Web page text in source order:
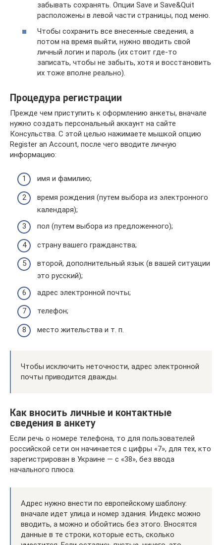
забывать сохранять. Опции Save и Save&Quit
расположены в левой части страницы, под меню.
Чтобы сохранить все внесенные сведения, а
потом на время выйти, нужно вводить свой
личный логин и пароль (их стоит где-то
записать, чтобы не забыть, хотя и восстановить
их тоже вполне реально).
Процедура регистрации
Прежде чем приступить к оформлению анкеты, вначале
нужно создать персональный аккаунт на сайте
Консульства. С этой целью нажимаете мышкой опцию
Register an Account, после чего вводите личную
информацию:
имя и фамилию;
время рождения (путем выбора из электронного
календаря);
пол (путем выбора из предложенного);
страну вашего гражданства;
второй, дополнительный язык (в вашей ситуации
это русский);
адрес электронной почты;
телефон;
место жительства и т. п.
Чтобы исключить неточности, адрес электронной
почты приводится дважды.
Как вносить личные и контактные
сведения в анкету
Если речь о номере телефона, то для пользователей
российской сети он начинается с цифры «7», для тех, кто
зарегистрирован в Украине — с «38», без ввода
начального плюса.
Адрес нужно внести по европейскому шаблону:
вначале идет улица и номер здания. Индекс можно
вводить, а можно и обойтись без этого. Вносятся
данные в те строки, которые есть, сколько